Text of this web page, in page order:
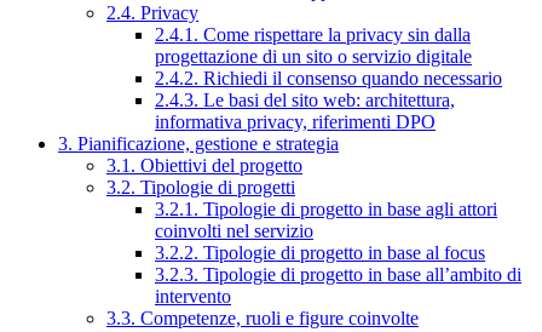
2.4. Privacy
2.4.1. Come rispettare la privacy sin dalla
progettazione di un sito o servizio digitale
2.4.2. Richiedi il consenso quando necessario
2.4.3. Le basi del sito web: architettura,
informativa privacy, riferimenti DPO
3. Pianificazione, gestione e strategia
3.1. Obiettivi del progetto
3.2. Tipologie di progetti
3.2.1. Tipologie di progetto in base agli attori
coinvolti nel servizio
3.2.2. Tipologie di progetto in base al focus
3.2.3. Tipologie di progetto in base all’ambito di
intervento
3.3. Competenze, ruoli e figure coinvolte